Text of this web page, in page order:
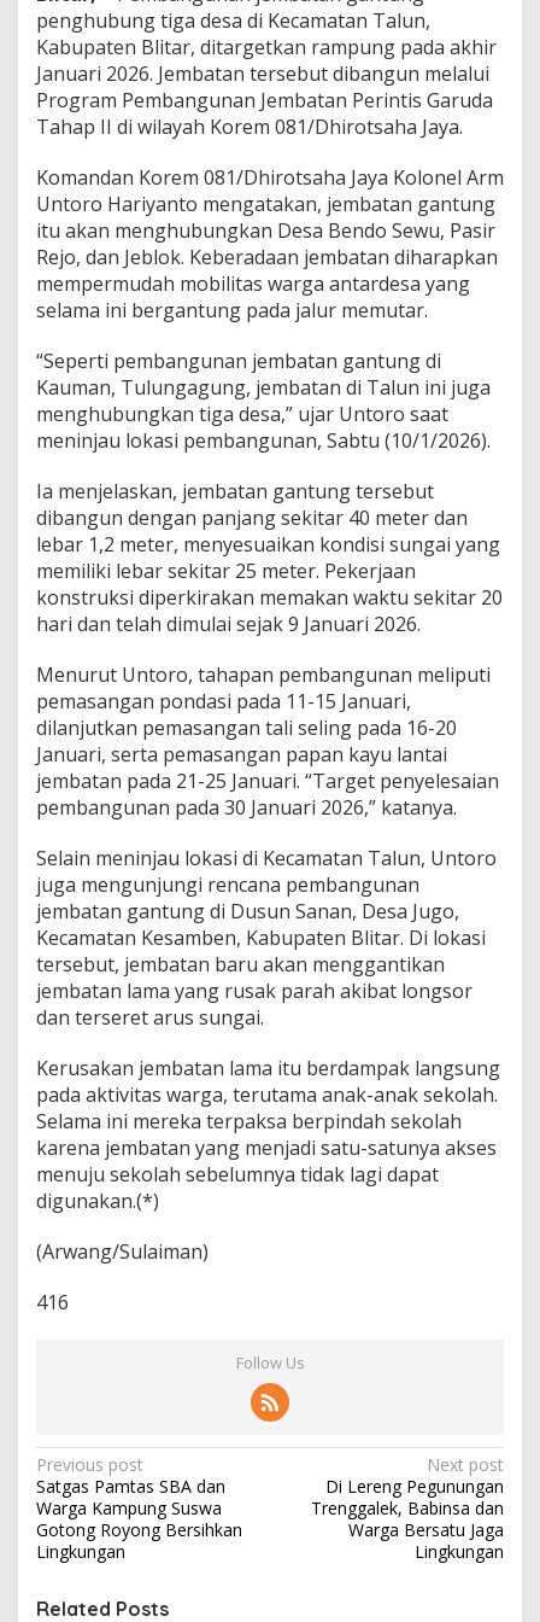
t
a
r
g
e
t
n
R
a
m
p
u
n
A
k
i
r
a
n
a
r
i
penghubung tiga desa di Kecamatan Talun,
Kabupaten Blitar, ditargetkan rampung pada akhir
Januari 2026. Jembatan tersebut dibangun melalui
Program Pembangunan Jembatan Perintis Garuda
Tahap II di wilayah Korem 081/Dhirotsaha Jaya.
Komandan Korem 081/Dhirotsaha Jaya Kolonel Arm
Untoro Hariyanto mengatakan, jembatan gantung
itu akan menghubungkan Desa Bendo Sewu, Pasir
Rejo, dan Jeblok. Keberadaan jembatan diharapkan
mempermudah mobilitas warga antardesa yang
selama ini bergantung pada jalur memutar.
“Seperti pembangunan jembatan gantung di
Kauman, Tulungagung, jembatan di Talun ini juga
menghubungkan tiga desa,” ujar Untoro saat
meninjau lokasi pembangunan, Sabtu (10/1/2026).
Ia menjelaskan, jembatan gantung tersebut
dibangun dengan panjang sekitar 40 meter dan
lebar 1,2 meter, menyesuaikan kondisi sungai yang
memiliki lebar sekitar 25 meter. Pekerjaan
konstruksi diperkirakan memakan waktu sekitar 20
hari dan telah dimulai sejak 9 Januari 2026.
Menurut Untoro, tahapan pembangunan meliputi
pemasangan pondasi pada 11-15 Januari,
dilanjutkan pemasangan tali seling pada 16-20
Januari, serta pemasangan papan kayu lantai
jembatan pada 21-25 Januari. “Target penyelesaian
pembangunan pada 30 Januari 2026,” katanya.
Selain meninjau lokasi di Kecamatan Talun, Untoro
juga mengunjungi rencana pembangunan
jembatan gantung di Dusun Sanan, Desa Jugo,
Kecamatan Kesamben, Kabupaten Blitar. Di lokasi
tersebut, jembatan baru akan menggantikan
jembatan lama yang rusak parah akibat longsor
dan terseret arus sungai.
Kerusakan jembatan lama itu berdampak langsung
pada aktivitas warga, terutama anak-anak sekolah.
Selama ini mereka terpaksa berpindah sekolah
karena jembatan yang menjadi satu-satunya akses
menuju sekolah sebelumnya tidak lagi dapat
digunakan.(*)
(Arwang/Sulaiman)
416
Follow Us
P
o
s
n
Previous post
Satgas Pamtas SBA dan
Warga Kampung Suswa
Gotong Royong Bersihkan
Lingkungan
Next post
Di Lereng Pegunungan
Trenggalek, Babinsa dan
Warga Bersatu Jaga
Lingkungan
Related Posts